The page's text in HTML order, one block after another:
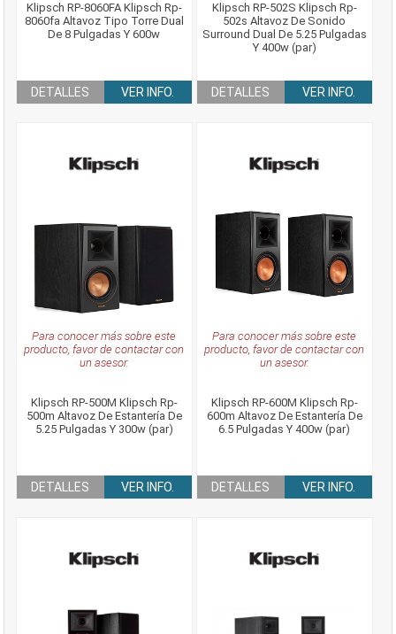
Klipsch RP-8060FA Klipsch Rp-
8060fa Altavoz Tipo Torre Dual
De 8 Pulgadas Y 600w
DETALLES VER INFO.
Klipsch RP-502S Klipsch Rp-
502s Altavoz De Sonido
Surround Dual De 5.25 Pulgadas
Y 400w (par)
DETALLES VER INFO.
Para conocer más sobre este
producto, favor de contactar con
un asesor.
Klipsch RP-500M Klipsch Rp-
500m Altavoz De Estantería De
5.25 Pulgadas Y 300w (par)
DETALLES VER INFO.
Para conocer más sobre este
producto, favor de contactar con
un asesor.
Klipsch RP-600M Klipsch Rp-
600m Altavoz De Estantería De
6.5 Pulgadas Y 400w (par)
DETALLES VER INFO.